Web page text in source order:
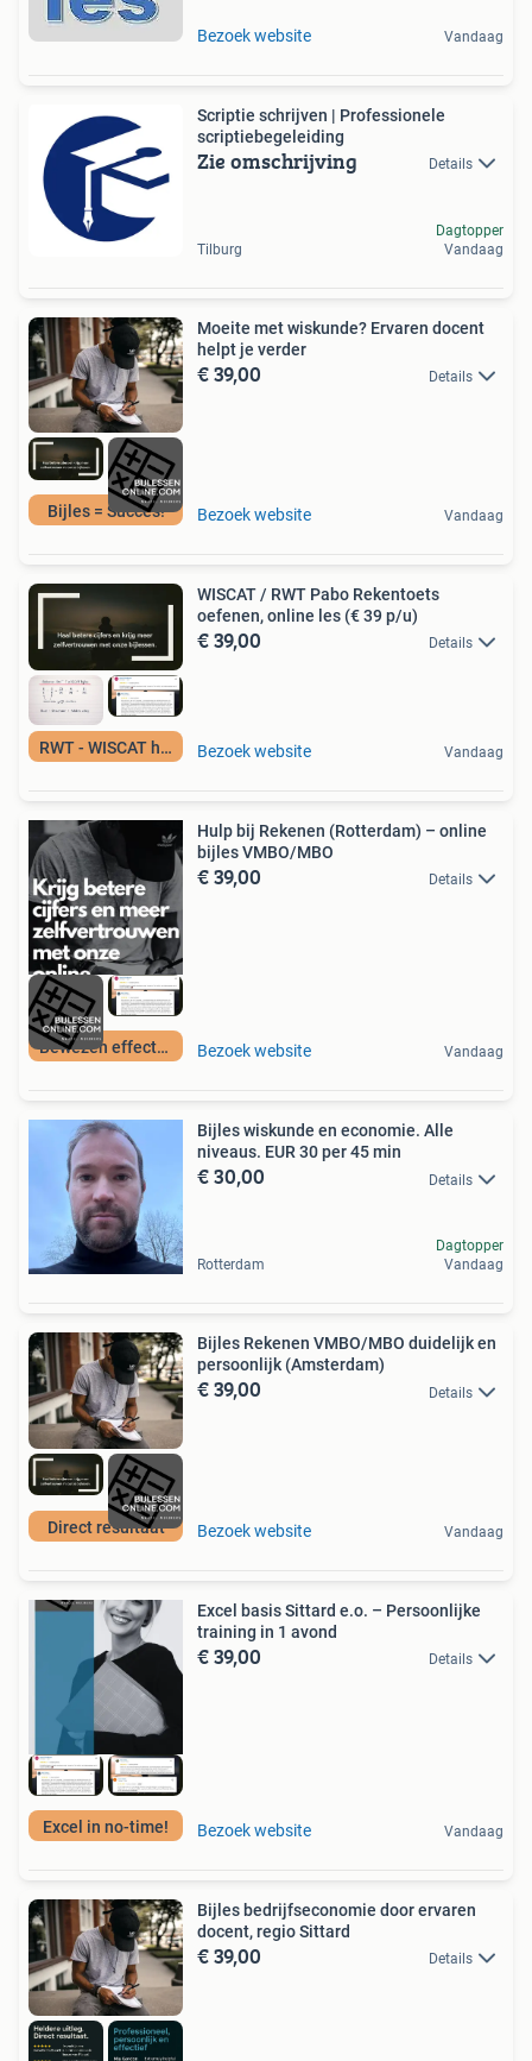
Bezoek website Vandaag
Scriptie schrijven | Professionele
scriptiebegeleiding
Zie omschrijving Details
Tilburg
Dagtopper
Vandaag
Bijles = Succes!
Moeite met wiskunde? Ervaren docent
helpt je verder
€ 39,00 Details
Bezoek website Vandaag
RWT - WISCAT hulp
WISCAT / RWT Pabo Rekentoets
oefenen, online les (€ 39 p/u)
€ 39,00 Details
Bezoek website Vandaag
Bewezen effectief
Hulp bij Rekenen (Rotterdam) – online
bijles VMBO/MBO
€ 39,00 Details
Bezoek website Vandaag
Bijles wiskunde en economie. Alle
niveaus. EUR 30 per 45 min
€ 30,00 Details
Rotterdam
Dagtopper
Vandaag
Direct resultaat
Bijles Rekenen VMBO/MBO duidelijk en
persoonlijk (Amsterdam)
€ 39,00 Details
Bezoek website Vandaag
Excel in no-time!
Excel basis Sittard e.o. – Persoonlijke
training in 1 avond
€ 39,00 Details
Bezoek website Vandaag
Bijles bedrijfseconomie door ervaren
docent, regio Sittard
€ 39,00 Details